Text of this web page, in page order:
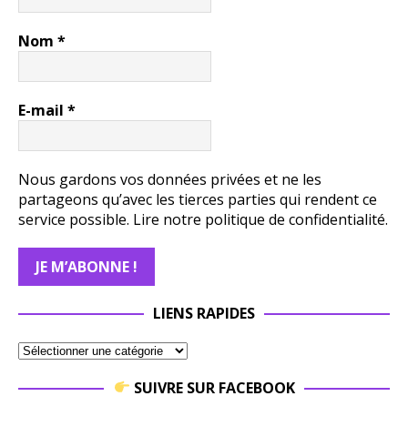
Nom *
E-mail *
Nous gardons vos données privées et ne les
partageons qu’avec les tierces parties qui rendent ce
service possible. Lire notre politique de confidentialité.
LIENS RAPIDES
SUIVRE SUR FACEBOOK